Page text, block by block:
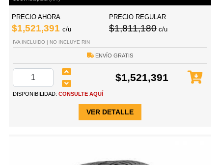
PRECIO AHORA
$1,521,391 c/u
PRECIO REGULAR
$1,811,180 c/u
IVA INCLUIDO | NO INCLUYE RIN
ENVÍO GRATIS
$1,521,391
DISPONIBILIDAD: CONSULTE AQUÍ
VER DETALLE